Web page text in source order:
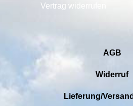
Vertrag widerrufen
AGB
Widerruf
Lieferung/